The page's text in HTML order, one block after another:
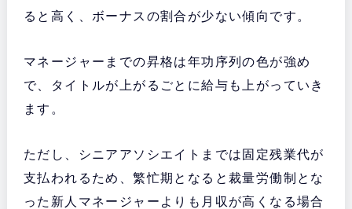
ると高く、ボーナスの割合が少ない傾向です。
マネージャーまでの昇格は年功序列の色が強め
で、タイトルが上がるごとに給与も上がっていき
ます。
ただし、シニアアソシエイトまでは固定残業代が
支払われるため、繁忙期となると裁量労働制とな
った新人マネージャーよりも月収が高くなる場合